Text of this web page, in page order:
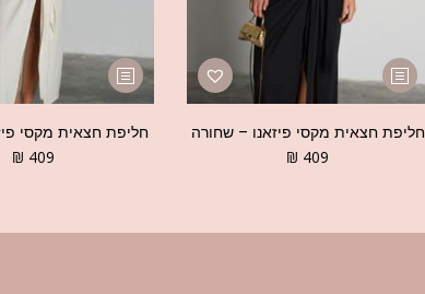
חליפת חצאית מקסי פיזאנו – שחורה
₪ 409
חליפת חצאית מקסי
₪ 409